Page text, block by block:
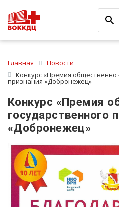
Главная
Новости
Конкурс «Премия общественно
признания «Добронежец»
Конкурс «Премия
государственного
«Добронежец»